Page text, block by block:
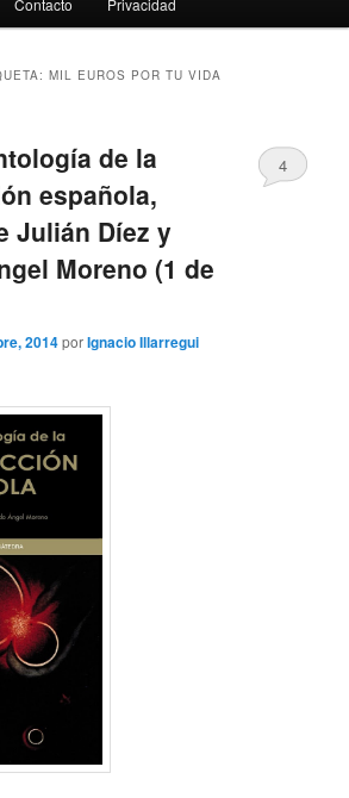
MIL EUROS POR TU VIDA
de la
española,
Julián Díez y
Moreno (1 de
2014porIgnacio Illarregui
4